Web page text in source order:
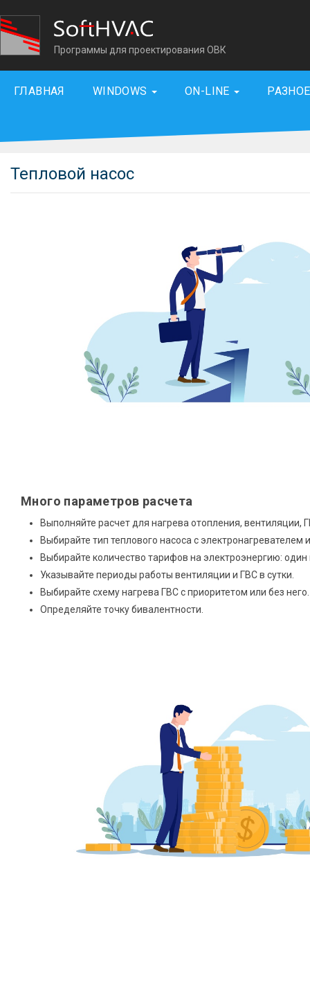
Программы для проектирования ОВК
ГЛАВНАЯ WINDOWS ON-LINE
Тепловой насос
Много параметров расчета
Выполняйте расчет для нагрева отопления, вентиляции,
Выбирайте тип теплового насоса с электронагревателем
Выбирайте количество тарифов на электроэнергию: один
Указывайте периоды работы вентиляции и ГВС в сутки.
Выбирайте схему нагрева ГВС с приоритетом или без него.
Определяйте точку бивалентности.